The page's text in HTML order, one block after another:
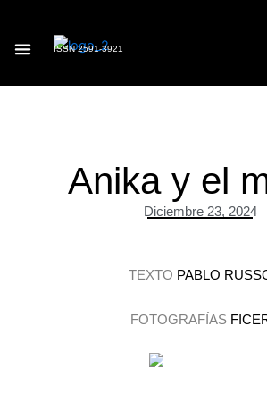
contenidoISSN 2591-3921
Anika y el
Diciembre 23, 2024
TEXTO PABLO
FOTOGRAFÍAS